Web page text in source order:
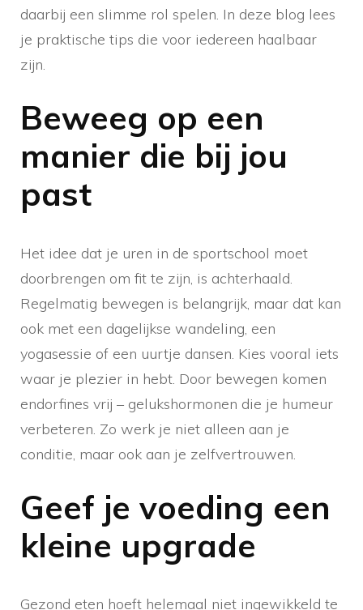
daarbij een slimme rol spelen. In deze blog lees
je praktische tips die voor iedereen haalbaar
zijn.
Beweeg op een
manier die bij jou
past
Het idee dat je uren in de sportschool moet
doorbrengen om fit te zijn, is achterhaald.
Regelmatig bewegen is belangrijk, maar dat kan
ook met een dagelijkse wandeling, een
yogasessie of een uurtje dansen. Kies vooral iets
waar je plezier in hebt. Door bewegen komen
endorfines vrij – gelukshormonen die je humeur
verbeteren. Zo werk je niet alleen aan je
conditie, maar ook aan je zelfvertrouwen.
Geef je voeding een
kleine upgrade
Gezond eten hoeft helemaal niet ingewikkeld te